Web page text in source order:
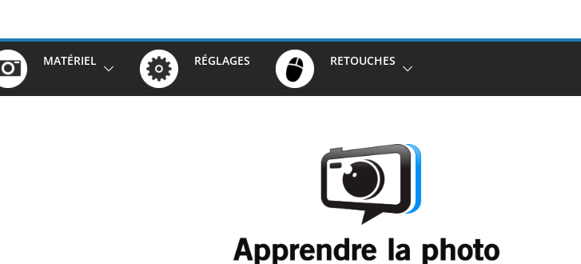
MATÉRIEL RÉGLAGES RETOUCHES